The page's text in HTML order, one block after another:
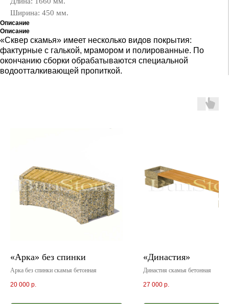
Ширина: 450 мм.
Описание
Описание
«Сквер скамья» имеет несколько видов покрытия:
фактурные с галькой, мрамором и полированные. По
окончанию сборки обрабатываются специальной
водоотталкивающей пропиткой.
«Арка» без спинки
Арка без спинки скамья бетонная
20 000 р.
«Династия»
Династия скамья бетонная
27 000 р.